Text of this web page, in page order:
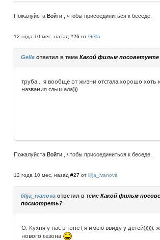
Пожалуйста Войти , чтобы присоединиться к беседе.
12 года 10 мес. назад #26 от Gella
Gella ответил в теме Какой фильм
труба... я вообще от жизни отстала,хорошо хоть
названия слышала)))
Пожалуйста Войти , чтобы присоединиться к беседе.
12 года 10 мес. назад #27 от lilija_ivanova
lilija_ivanova ответил в теме Какой фильм
посмотреть?
О, Кухня у нас в топе ( я имею ввиду у детей)))))),
нового сезона